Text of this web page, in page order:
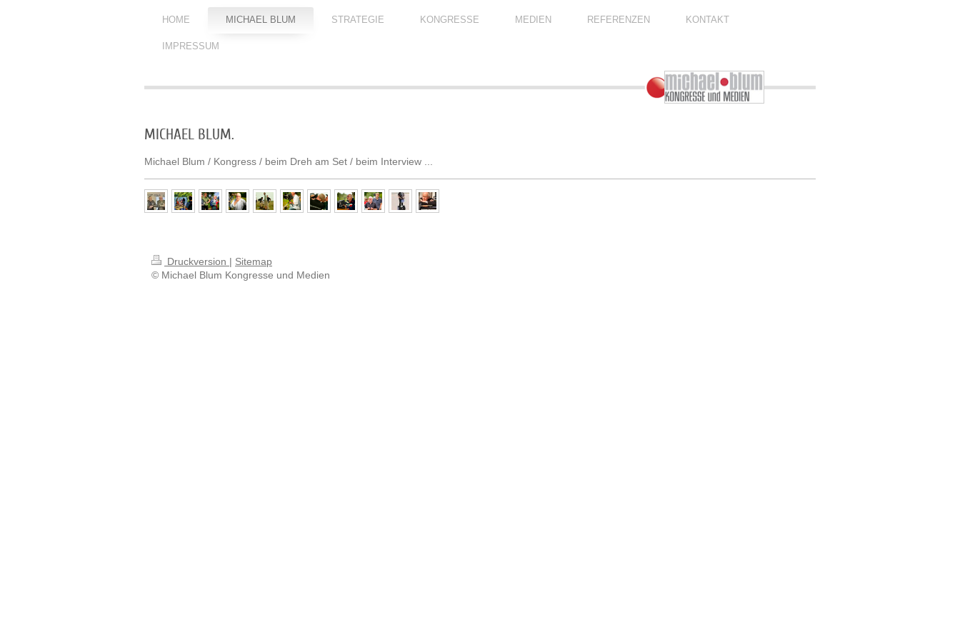
HOME MICHAEL BLUM STRATEGIE KONGRESSE MEDIEN REFERENZEN KONTAKT
IMPRESSUM
MICHAEL BLUM.
Michael Blum / Kongress / beim Dreh am Set / beim Interview ...
Druckversion | Sitemap
© Michael Blum Kongresse und Medien